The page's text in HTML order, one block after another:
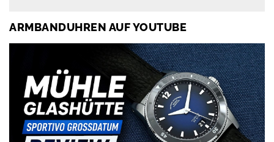
ARMBANDUHREN AUF YOUTUBE